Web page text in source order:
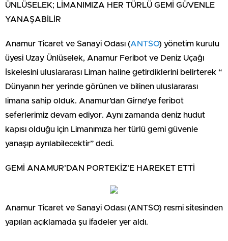
ÜNLÜSELEK; LİMANIMIZA HER TÜRLÜ GEMİ GÜVENLE
YANAŞABİLİR
Anamur Ticaret ve Sanayi Odası (ANTSO) yönetim kurulu
üyesi Uzay Ünlüselek, Anamur Feribot ve Deniz Uçağı
İskelesini uluslararası Liman haline getirdiklerini belirterek “
Dünyanın her yerinde görünen ve bilinen uluslararası
limana sahip olduk. Anamur’dan Girne’ye feribot
seferlerimiz devam ediyor. Aynı zamanda deniz hudut
kapısı olduğu için Limanımıza her türlü gemi güvenle
yanaşıp ayrılabilecektir” dedi.
GEMİ ANAMUR’DAN PORTEKİZ’E HAREKET ETTİ
Anamur Ticaret ve Sanayi Odası (ANTSO) resmi sitesinden
yapılan açıklamada şu ifadeler yer aldı.